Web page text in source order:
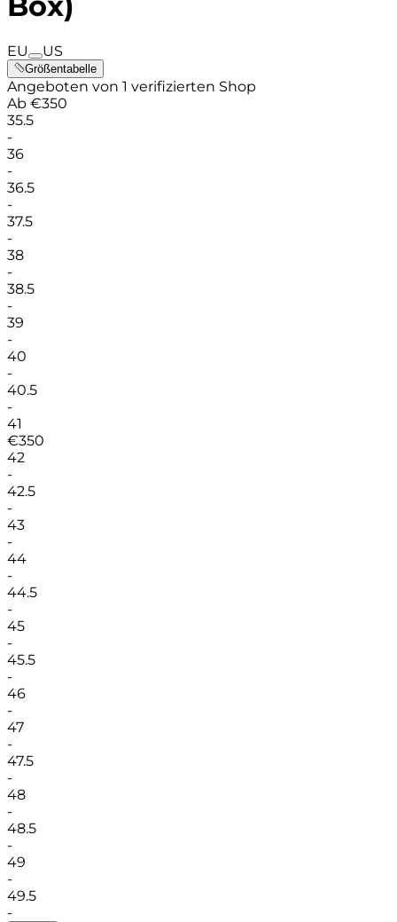
EU US
Größentabelle
Angeboten von 1 verifizierten Shop
Ab €350
35.5
-
36
-
36.5
-
37.5
-
38
-
38.5
-
39
-
40
-
40.5
-
41
€350
42
-
42.5
-
43
-
44
-
44.5
-
45
-
45.5
-
46
-
47
-
47.5
-
48
-
48.5
-
49
-
49.5
-